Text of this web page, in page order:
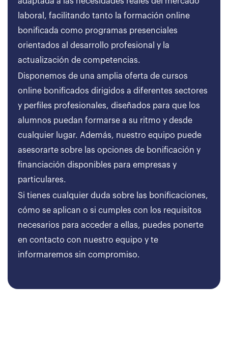
laboral, facilitando tanto la formación online
bonificada como programas presenciales
orientados al desarrollo profesional y la
actualización de competencias.
Disponemos de una amplia oferta de cursos
online bonificados dirigidos a diferentes sectores
y perfiles profesionales, diseñados para que los
alumnos puedan formarse a su ritmo y desde
cualquier lugar. Además, nuestro equipo puede
asesorarte sobre las opciones de bonificación y
financiación disponibles para empresas y
particulares.
Si tienes cualquier duda sobre las bonificaciones,
cómo se aplican o si cumples con los requisitos
necesarios para acceder a ellas, puedes ponerte
en contacto con nuestro equipo y te
informaremos sin compromiso.